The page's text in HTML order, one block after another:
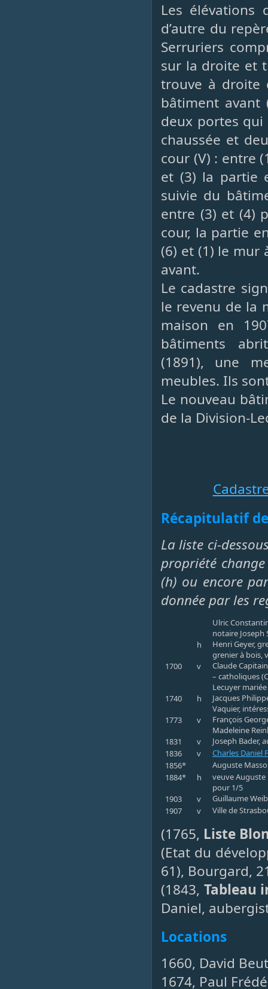
Les
d’autre du
Serruriers
sur la droite et
trouve à droite
bâtiment avant
deux portes
chaussée et
cour (V) : entre
et (3) la partie
suivie du
entre (3) et (4)
cour, la partie
(6) et (1) le
avant.
Le cadastre
le revenu de la
maison en
bâtiments
(1891), une
meubles. Ils
Le nouveau
de la Division-
Récapitulatif
La liste ci-
propriété
(h) ou encore
donnée par les
Ulric
notaire Joseph
h
Henri Geyer,
grenier à bois,
1700
v
Claude
– catholiques
Lecuyer
1740
h
Jacques
Vaquier,
1773
v
François
Madeleine
1831
v
Joseph Bader,
1836
v
Charles Daniel
1856*
Auguste
1884*
h
veuve
pour 1/5
1903
v
Guillaume
1907
v Ville de
(1765, Liste
(Etat du
61), Bourgard,
(1843, Tableau
Daniel,
Locations
1660, David
1674, Paul